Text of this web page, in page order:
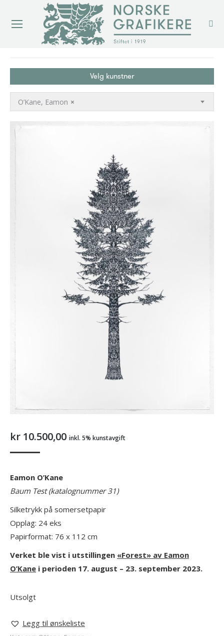
Velg kunstner
×
O’Kane, Eamon
kr 10.500,00 inkl. 5% kunstavgift
Eamon O’Kane
Baum Test (katalognummer 31)
Silketrykk på somersetpapir
Opplag: 24 eks
Papirformat: 76 x 112 cm
Verket ble vist i utstillingen «Forest» av Eamon
O’Kane i perioden 17. august – 23. september 2023.
Utsolgt
Legg til ønskeliste